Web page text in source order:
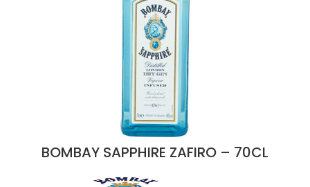
BOMBAY SAPPHIRE ZAFIRO – 70CL